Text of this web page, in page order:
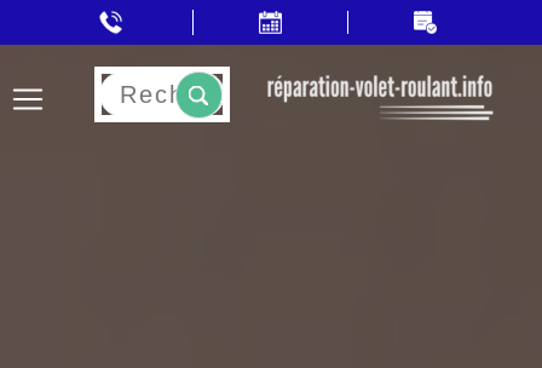
Rechercher